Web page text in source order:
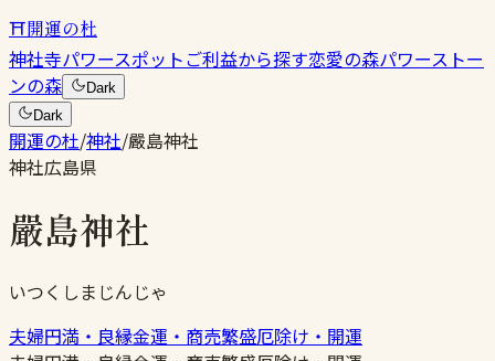
⛩開運の杜
神社寺パワースポットご利益から探す恋愛の森パワーストー
ンの森
Dark
Dark
開運の杜/神社/嚴島神社
神社広島県
嚴島神社
いつくしまじんじゃ
夫婦円満・良縁金運・商売繁盛厄除け・開運